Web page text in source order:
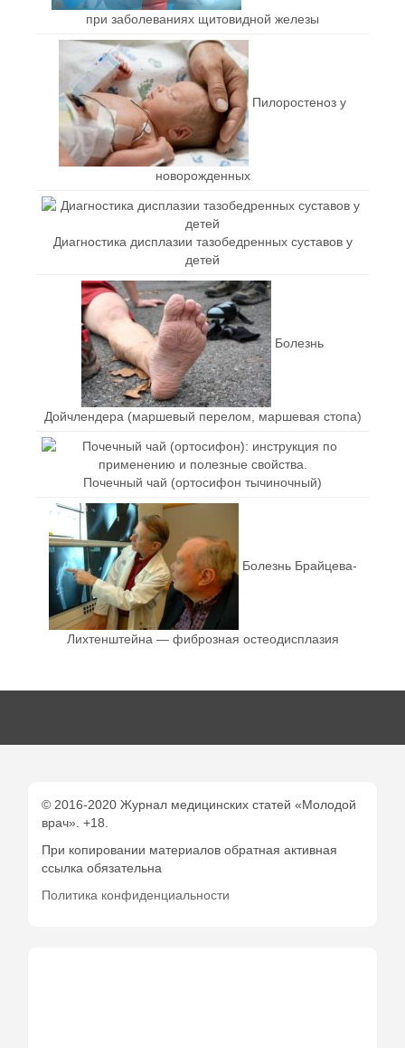
при заболеваниях щитовидной железы
Пилоростеноз у
новорожденных
Диагностика дисплазии тазобедренных суставов у
детей
Болезнь
Дойчлендера (маршевый перелом, маршевая стопа)
Почечный чай (ортосифон тычиночный)
Болезнь Брайцева-
Лихтенштейна — фиброзная остеодисплазия
© 2016-2020 Журнал медицинских статей «Молодой
врач». +18.
При копировании материалов обратная активная
ссылка обязательна
Политика конфиденциальности